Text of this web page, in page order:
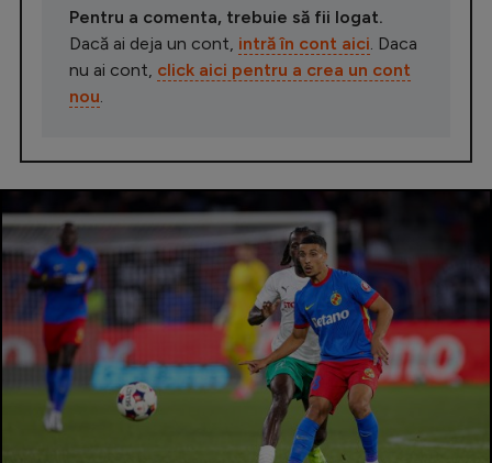
Pentru a comenta, trebuie să fii logat.
Dacă ai deja un cont, intră în cont aici. Daca
nu ai cont, click aici pentru a crea un cont
nou.